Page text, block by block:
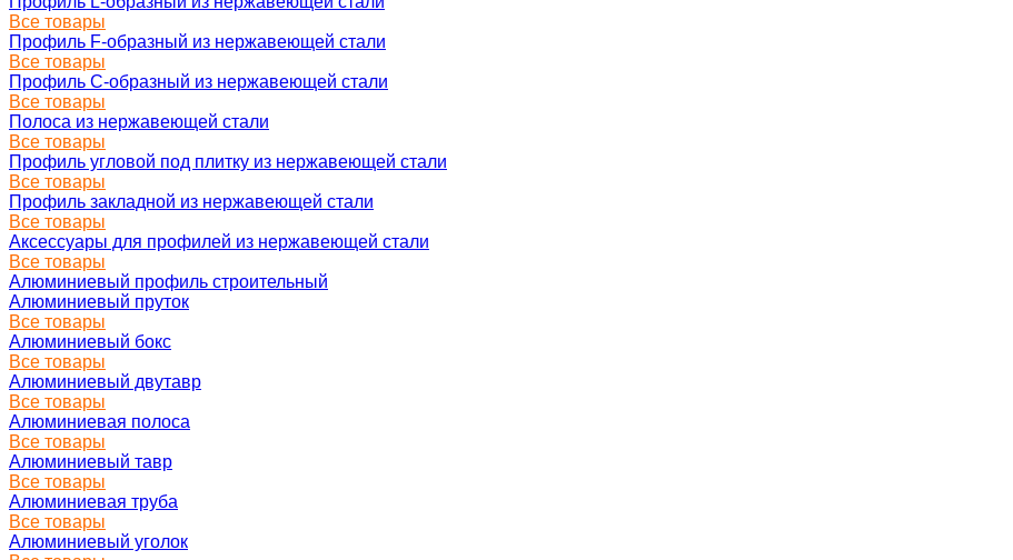
Все товары
Профиль F-образный из нержавеющей стали
Все товары
Профиль C-образный из нержавеющей стали
Все товары
Полоса из нержавеющей стали
Все товары
Профиль угловой под плитку из нержавеющей стали
Все товары
Профиль закладной из нержавеющей стали
Все товары
Аксессуары для профилей из нержавеющей стали
Все товары
Алюминиевый профиль строительный
Алюминиевый пруток
Все товары
Алюминиевый бокс
Все товары
Алюминиевый двутавр
Все товары
Алюминиевая полоса
Все товары
Алюминиевый тавр
Все товары
Алюминиевая труба
Все товары
Алюминиевый уголок